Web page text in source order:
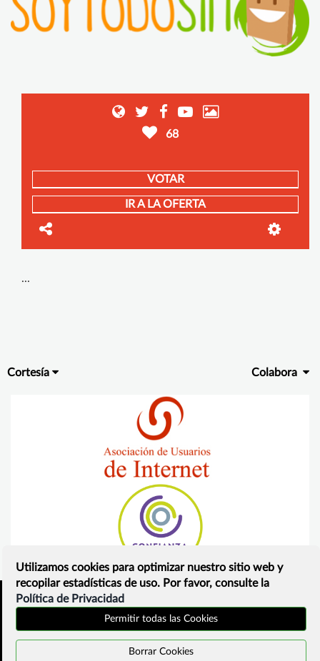
68
VOTAR
IR A LA OFERTA
...
Cortesía Colabora
Política de privacidad
¿Que es?
Contacto
Utilizamos cookies para optimizar nuestro sitio web y
recopilar estadísticas de uso. Por favor, consulte la
Política de Privacidad
Permitir todas las Cookies
Borrar Cookies